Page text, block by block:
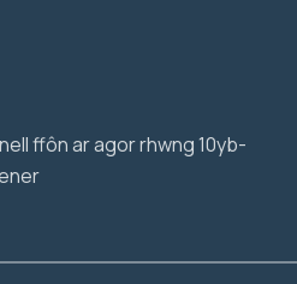
ffôn ar agor rhwng 10yb-